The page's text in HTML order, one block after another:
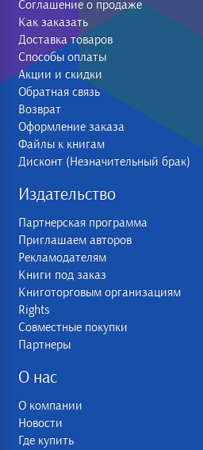
Соглашение о продаже
Как заказать
Доставка товаров
Способы оплаты
Акции и скидки
Обратная связь
Возврат
Оформление заказа
Файлы к книгам
Дисконт (Незначительный брак)
Издательство
Партнерская программа
Приглашаем авторов
Рекламодателям
Книги под заказ
Книготорговым организациям
Rights
Совместные покупки
Партнеры
О нас
О компании
Новости
Где купить